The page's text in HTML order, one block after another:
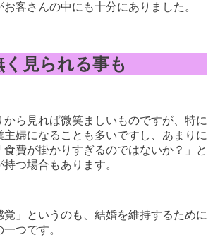
客さんの中にも十分にありました。
見られる事も
から見れば微笑ましいものですが、特に
婦になることも多いですし、あまりに
食費が掛かりすぎるのではないか？」と
つ場合もあります。
覚」というのも、結婚を維持するために
つです。